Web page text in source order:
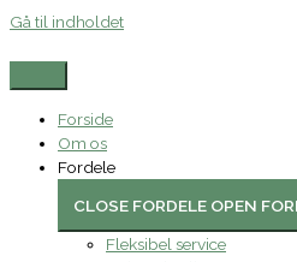
Gå til indholdet
Forside
Om os
Fordele
CLOSE FORDELE OPEN
Fleksibel service